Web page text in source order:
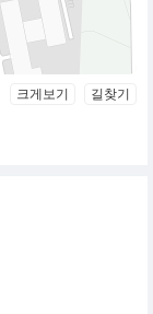
크게보기 길찾기